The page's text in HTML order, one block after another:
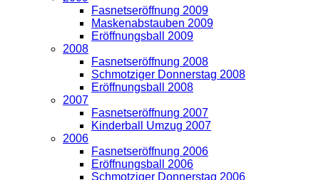
Fasnetseröffnung 2009
Maskenabstauben 2009
Eröffnungsball 2009
2008
Fasnetseröffnung 2008
Schmotziger Donnerstag 2008
Eröffnungsball 2008
2007
Fasnetseröffnung 2007
Kinderball Umzug 2007
2006
Fasnetseröffnung 2006
Eröffnungsball 2006
Schmotziger Donnerstag 2006